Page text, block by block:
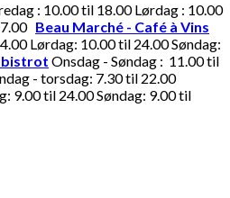
: 10.00 til 18.00 Lørdag : 10.00
Beau Marché - Café à Vins
Lørdag: 10.00 til 24.00 Søndag:
bistrot Onsdag - Søndag : 11.00 til
- torsdag: 7.30 til 22.00
9.00 til 24.00 Søndag: 9.00 til